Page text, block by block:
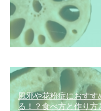
風邪や花粉症におす
る！？食べ方と作り方